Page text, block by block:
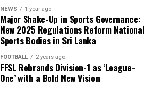
NEWS 1 year ago
Major Shake-Up in Sports Governance:
New 2025 Regulations Reform National
Sports Bodies in Sri Lanka
FOOTBALL 2 years ago
FFSL Rebrands Division-1 as ‘League-
One’ with a Bold New Vision